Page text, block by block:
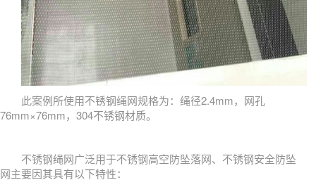
此案例所使用不锈钢绳网规格为：绳径2.4mm，网孔
76mm×76mm，304不锈钢材质。
不锈钢绳网广泛用于不锈钢高空防坠落网、不锈钢安全防坠
网主要因其具有以下特性：